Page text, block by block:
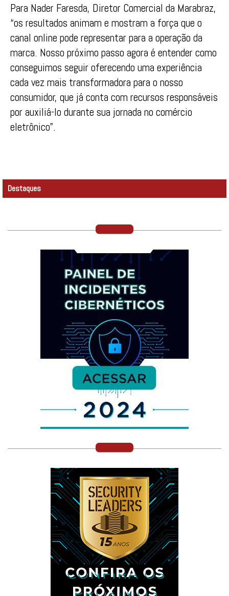
Para Nader Faresda, Diretor Comercial da Marabraz,
“os resultados animam e mostram a força que o
canal online pode representar para a operação da
marca. Nosso próximo passo agora é entender como
conseguimos seguir oferecendo uma experiência
cada vez mais transformadora para o nosso
consumidor, que já conta com recursos responsáveis
por auxiliá-lo durante sua jornada no comércio
eletrônico”.
Destaques